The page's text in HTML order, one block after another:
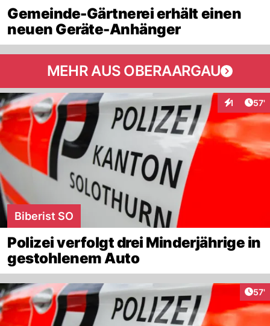
Gemeinde-Gärtnerei erhält einen
neuen Geräte-Anhänger
MEHR AUS OBERAARGAU
1 57'
Biberist SO
Polizei verfolgt drei Minderjährige in
gestohlenem Auto
57'